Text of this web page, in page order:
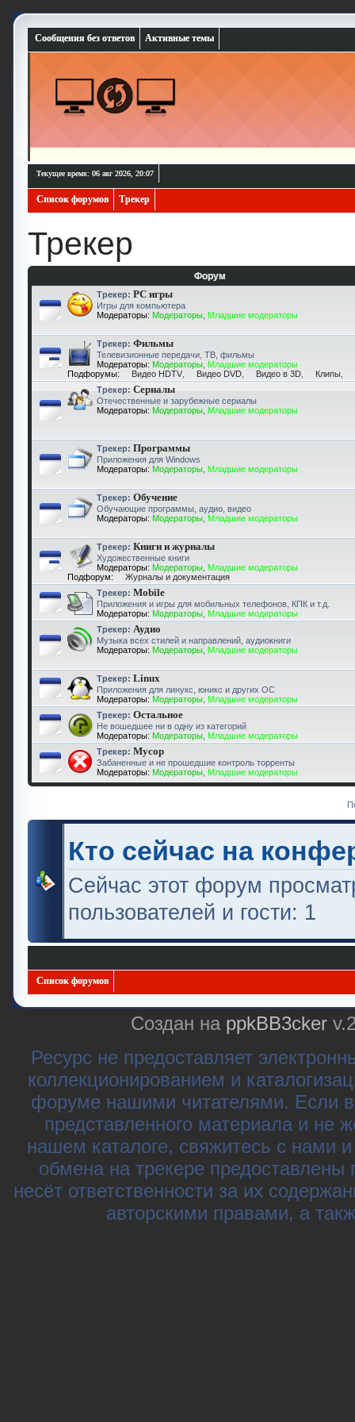
Сообщения без ответов Активные темы
Текущее время: 06 авг 2026, 20:07
Список форумов Трекер
Трекер
Форум
Трекер: PC игры
Игры для компьютера
Модераторы: Модераторы Младшие модераторы
Трекер: Фильмы
Телевизионные передачи, ТВ, фильмы
Модераторы: Модераторы Младшие модераторы
Подфорумы:
Видео HDTV Видео DVD Видео в 3D Клипы
Трекер: Сериалы
Отечественные и зарубежные сериалы
Модераторы: Модераторы Младшие модераторы
Трекер: Программы
Приложения для Windows
Модераторы: Модераторы Младшие модераторы
Трекер: Обучение
Обучающие программы, аудио, видео
Модераторы: Модераторы Младшие модераторы
Трекер: Книги и журналы
Художественные книги
Модераторы: Модераторы Младшие модераторы
Подфорум:
Журналы и документация
Трекер: Mobile
Приложения и игры для мобильных телефонов, КПК и т.д.
Модераторы: Модераторы Младшие модераторы
Трекер: Аудио
Музыка всех стилей и направлений, аудиокниги
Модераторы: Модераторы Младшие модераторы
Трекер: Linux
Приложения для линукс, юникс и других ОС
Модераторы: Модераторы Младшие модераторы
Трекер: Остальное
Не вошедшее ни в одну из категорий
Модераторы: Модераторы Младшие модераторы
Трекер: Мусор
Забаненные и не прошедшие контроль торренты
Модераторы: Модераторы Младшие модераторы
Кто сейчас на
Сейчас этот форум
пользователей и гости: 1
Список форумов
Создан на ppkBB3cker
Ресурс не предоставляет
коллекционированием и
форуме нашими читателями. Если
представленного материала и не
нашем каталоге, свяжитесь с нами
обмена на трекере
несёт ответственности за их
авторскими правами, а